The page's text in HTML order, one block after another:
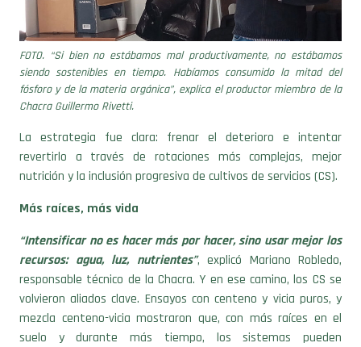
FOTO. “Si bien no estábamos mal productivamente, no estábamos
siendo sostenibles en tiempo. Habíamos consumido la mitad del
fósforo y de la materia orgánica”, explica el productor miembro de la
Chacra Guillermo Rivetti.
La estrategia fue clara: frenar el deterioro e intentar
revertirlo a través de rotaciones más complejas, mejor
nutrición y la inclusión progresiva de cultivos de servicios (CS).
Más raíces, más vida
“Intensificar no es hacer más por hacer, sino usar mejor los
recursos: agua, luz, nutrientes”, explicó Mariano Robledo,
responsable técnico de la Chacra. Y en ese camino, los CS se
volvieron aliados clave. Ensayos con centeno y vicia puros, y
mezcla centeno-vicia mostraron que, con más raíces en el
suelo y durante más tiempo, los sistemas pueden